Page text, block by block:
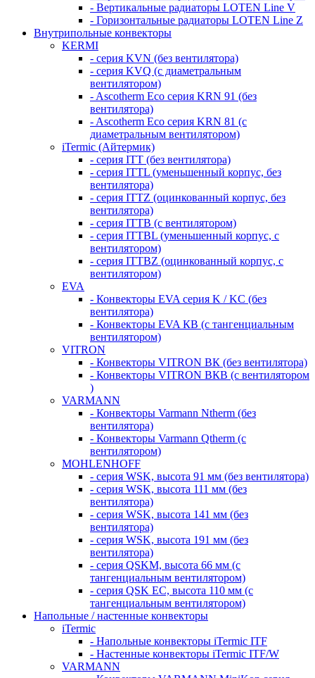
- Вертикальные радиаторы LOTEN Line V
- Горизонтальные радиаторы LOTEN Line Z
Внутрипольные конвекторы
KERMI
- серия KVN (без вентилятора)
- серия KVQ (с диаметральным
вентилятором)
- Ascotherm Eco серия KRN 91 (без
вентилятора)
- Ascotherm Eco серия KRN 81 (с
диаметральным вентилятором)
iTermic (Айтермик)
- серия ITT (без вентилятора)
- серия ITTL (уменьшенный корпус, без
вентилятора)
- серия ITTZ (оцинкованный корпус, без
вентилятора)
- серия ITTB (с вентилятором)
- серия ITTBL (уменьшенный корпус, с
вентилятором)
- серия ITTBZ (оцинкованный корпус, с
вентилятором)
EVA
- Конвекторы EVA серия K / KC (без
вентилятора)
- Конвекторы EVA КВ (с тангенциальным
вентилятором)
VITRON
- Конвекторы VITRON ВК (без вентилятора)
- Конвекторы VITRON ВКВ (с вентилятором
)
VARMANN
- Конвекторы Varmann Ntherm (без
вентилятора)
- Конвекторы Varmann Qtherm (с
вентилятором)
MOHLENHOFF
- серия WSK, высота 91 мм (без вентилятора)
- серия WSK, высота 111 мм (без
вентилятора)
- серия WSK, высота 141 мм (без
вентилятора)
- серия WSK, высота 191 мм (без
вентилятора)
- серия QSKM, высота 66 мм (с
тангенциальным вентилятором)
- серия QSK EC, высота 110 мм (с
тангенциальным вентилятором)
Напольные / настенные конвекторы
iTermic
- Напольные конвекторы iTermic ITF
- Настенные конвекторы iTermic ITF/W
VARMANN